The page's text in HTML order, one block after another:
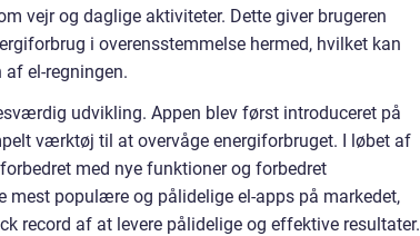
vejr og daglige aktiviteter. Dette giver brugeren
i overensstemmelse hermed, hvilket kan
el-regningen.
udvikling. Appen blev først introduceret på
værktøj til at overvåge energiforbruget. I løbet af
med nye funktioner og forbedret
mest populære og pålidelige el-apps på markedet,
record af at levere pålidelige og effektive resultater.